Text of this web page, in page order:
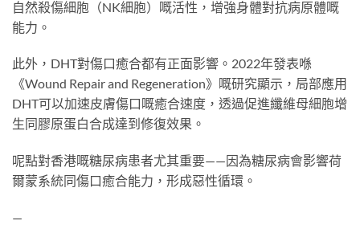
自然殺傷細胞（NK細胞）嘅活性，增強身體對抗病原體嘅
能力。
此外，DHT對傷口癒合都有正面影響。2022年發表喺
《Wound Repair and Regeneration》嘅研究顯示，局部應用
DHT可以加速皮膚傷口嘅癒合速度，透過促進纖維母細胞增
生同膠原蛋白合成達到修復效果。
呢點對香港嘅糖尿病患者尤其重要——因為糖尿病會影響荷
爾蒙系統同傷口癒合能力，形成惡性循環。
—